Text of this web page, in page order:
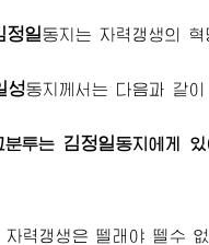
정일동지 는 자력갱생의 혁
성동지 께서는 다음과 같이
분투는 김정일동지 에게 있
자력갱생은 뗄래야 뗄수 없